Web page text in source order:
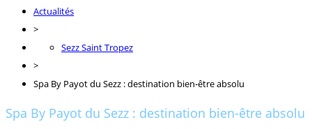
Actualités
>
Sezz Saint Tropez
>
Spa By Payot du Sezz : destination bien-être absolu
Spa By Payot du Sezz : destination bien-être absolu